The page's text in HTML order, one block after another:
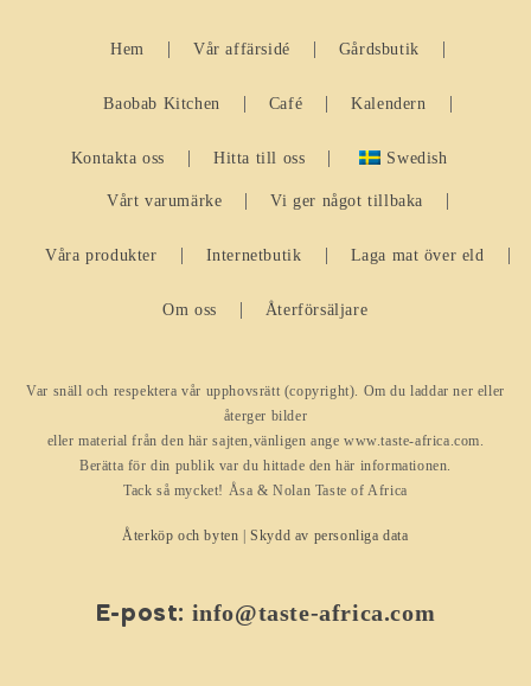
Hem Vår affärsidé Gårdsbutik
Baobab Kitchen Café Kalendern
Kontakta oss Hitta till oss Swedish
Vårt varumärke Vi ger något tillbaka
Våra produkter Internetbutik Laga mat över eld
Om oss Återförsäljare
Var snäll och respektera vår upphovsrätt (copyright). Om du laddar ner eller
återger bilder
eller material från den här sajten,vänligen ange www.taste-africa.com.
Berätta för din publik var du hittade den här informationen.
Tack så mycket! Åsa & Nolan Taste of Africa
Återköp och byten |Skydd av personliga data
E-post: info@taste-africa.com